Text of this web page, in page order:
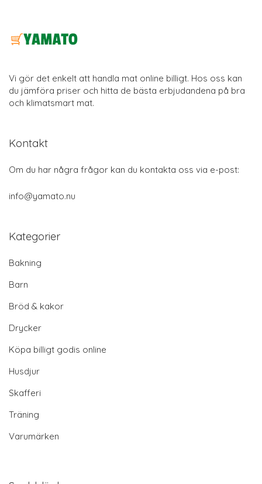
Vi gör det enkelt att handla mat online billigt. Hos oss kan
du jämföra priser och hitta de bästa erbjudandena på bra
och klimatsmart mat.
Kontakt
Om du har några frågor kan du kontakta oss via e-post:
info@yamato.nu
Kategorier
Bakning
Barn
Bröd & kakor
Drycker
Köpa billigt godis online
Husdjur
Skafferi
Träning
Varumärken